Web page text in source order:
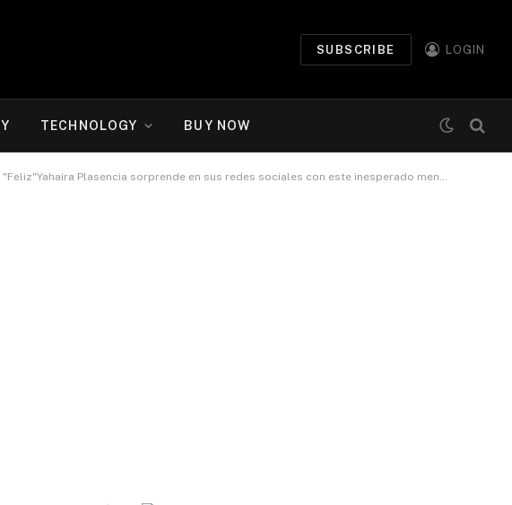
SUBSCRIBE LOGIN
TECHNOLOGY BUY NOW
con este inesperado mensaje ¿sobre Jefferson Farfán? Conoce todos los detalles aquí.Yahaira Plasenciaredactor: Karla Caycho